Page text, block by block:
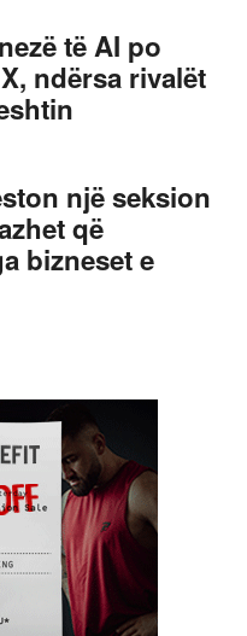
të AI po
ndërsa rivalët
një seksion
që
bizneset e